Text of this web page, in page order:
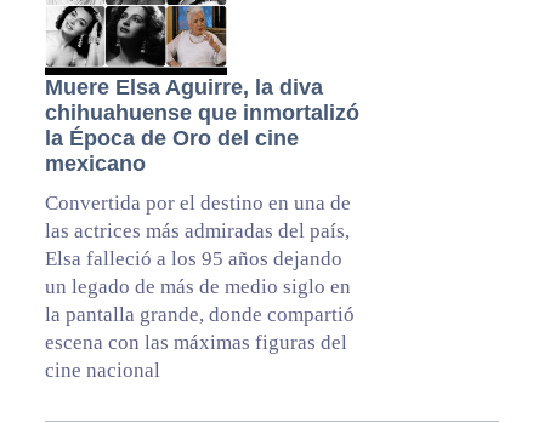
Muere Elsa Aguirre, la diva
chihuahuense que inmortalizó
la Época de Oro del cine
mexicano
Convertida por el destino en una de
las actrices más admiradas del país,
Elsa falleció a los 95 años dejando
un legado de más de medio siglo en
la pantalla grande, donde compartió
escena con las máximas figuras del
cine nacional